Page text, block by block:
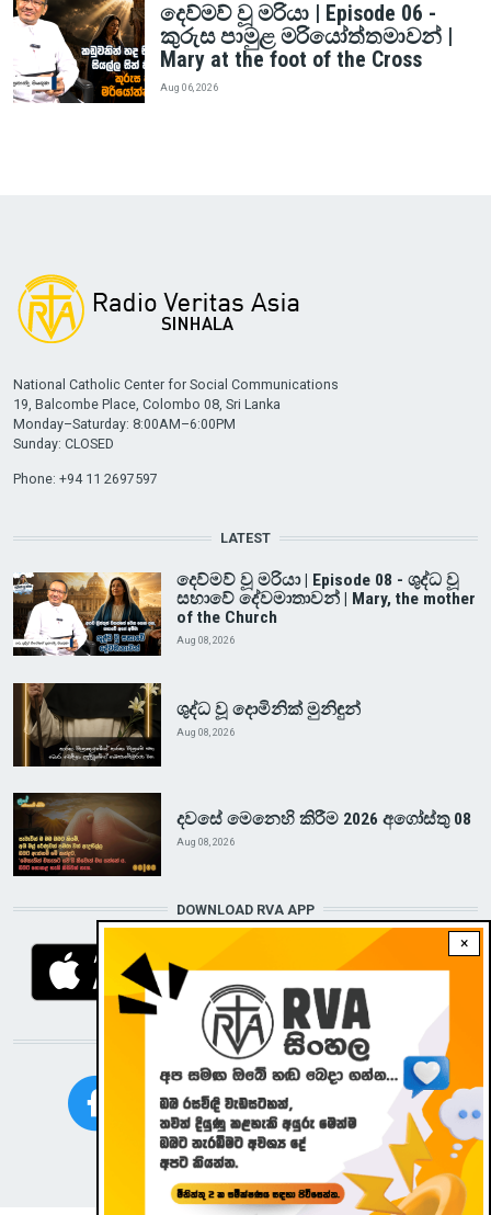
දෙව්මව් වූ මරියා | Episode 06 -
කුරුස පාමුළ මරියෝත්තමාවන් |
Mary at the foot of the Cross
Aug 06, 2026
×
National Catholic Center for Social Communications
19, Balcombe Place, Colombo 08, Sri Lanka
Monday–Saturday: 8:00AM–6:00PM
Sunday: CLOSED
Phone: +94 11 2697597
LATEST
දෙව්මව් වූ මරියා | Episode 08 - ශුද්ධ වූ
සභාවේ දේවමාතාවන් | Mary, the mother
of the Church
Aug 08, 2026
ශුද්ධ වූ දොමිනික් මුනිඳුන්
Aug 08, 2026
දවසේ මෙනෙහි කිරීම 2026 අගෝස්තු 08
Aug 08, 2026
DOWNLOAD RVA APP
STAY CONNECTED WITH US!